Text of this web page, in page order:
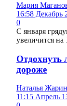
Мария
16:58 Декабрь
0
С января
увеличится
Отдохнуть
дороже
Наталья
11:15 Апрель